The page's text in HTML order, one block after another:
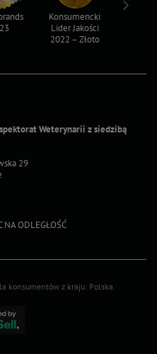
Weterynarii z siedzibą
29
NA ODLEGŁOŚĆ
Konsumencki
Lider Jakości
2022 – Złoto
konsumentów z kraju: Polska